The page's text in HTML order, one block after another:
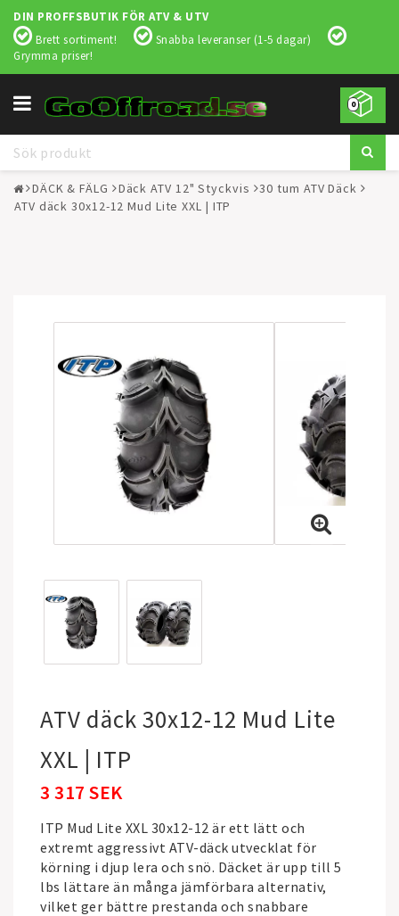
DIN PROFFSBUTIK FÖR ATV & UTV
Brett sortiment!
Snabba leveranser (1-5 dagar)
Grymma priser!
0
Toggle
navigation
DÄCK & FÄLG Däck ATV 12" Styckvis
30 tum ATV Däck
ATV däck 30x12-12 Mud Lite XXL | ITP
ATV däck 30x12-12 Mud Lite
XXL | ITP
3 317 SEK
ITP Mud Lite XXL 30x12-12 är ett lätt och
extremt aggressivt ATV-däck utvecklat för
körning i djup lera och snö. Däcket är upp till 5
lbs lättare än många jämförbara alternativ,
vilket ger bättre prestanda och snabbare